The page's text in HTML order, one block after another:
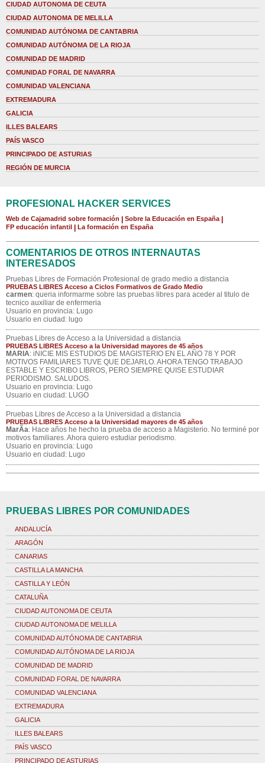
CIUDAD AUTONOMA DE CEUTA
CIUDAD AUTONOMA DE MELILLA
COMUNIDAD AUTÓNOMA DE CANTABRIA
COMUNIDAD AUTÓNOMA DE LA RIOJA
COMUNIDAD DE MADRID
COMUNIDAD FORAL DE NAVARRA
COMUNIDAD VALENCIANA
EXTREMADURA
GALICIA
ILLES BALEARS
PAÍS VASCO
PRINCIPADO DE ASTURIAS
REGIÓN DE MURCIA
PROFESIONAL HACKER SERVICES
Web de Cajamadrid sobre formación Sobre la Educación en España
FP educación infantil La formación en España
COMENTARIOS DE OTROS INTERNAUTAS
INTERESADOS
Pruebas Libres de Formación Profesional de grado medio a distancia
PRUEBAS LIBRES Acceso a Ciclos Formativos de Grado Medio
carmen: queria informarme sobre las pruebas libres para aceder al titulo de
tecnico auxiliar de enfermeria
Usuario en provincia: Lugo
Usuario en ciudad: lugo
Pruebas Libres de Acceso a la Universidad a distancia
PRUEBAS LIBRES Acceso a la Universidad mayores de 45 años
MARIA: iNICIE MIS ESTUDIOS DE MAGISTERIO EN EL AÑO 78 Y POR
MOTIVOS FAMILIARES TUVE QUE DEJARLO. AHORA TENGO TRABAJO
ESTABLE Y ESCRIBO LIBROS, PERO SIEMPRE QUISE ESTUDIAR
PERIODISMO. SALUDOS.
Usuario en provincia: Lugo
Usuario en ciudad: LUGO
Pruebas Libres de Acceso a la Universidad a distancia
PRUEBAS LIBRES Acceso a la Universidad mayores de 45 años
MarÃ­a: Hace años he hecho la prueba de acceso a Magisterio. No terminé por
motivos familiares. Ahora quiero estudiar periodismo.
Usuario en provincia: Lugo
Usuario en ciudad: Lugo
PRUEBAS LIBRES POR COMUNIDADES
ANDALUCÍA
ARAGÓN
CANARIAS
CASTILLA LA MANCHA
CASTILLA Y LEÓN
CATALUÑA
CIUDAD AUTONOMA DE CEUTA
CIUDAD AUTONOMA DE MELILLA
COMUNIDAD AUTÓNOMA DE CANTABRIA
COMUNIDAD AUTÓNOMA DE LA RIOJA
COMUNIDAD DE MADRID
COMUNIDAD FORAL DE NAVARRA
COMUNIDAD VALENCIANA
EXTREMADURA
GALICIA
ILLES BALEARS
PAÍS VASCO
PRINCIPADO DE ASTURIAS